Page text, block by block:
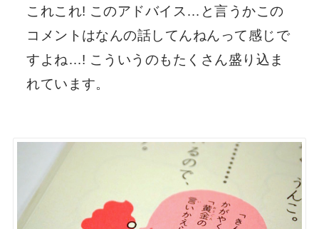
これこれ! このアドバイス…と言うかこの
コメントはなんの話してんねんって感じで
すよね…! こういうのもたくさん盛り込ま
れています。